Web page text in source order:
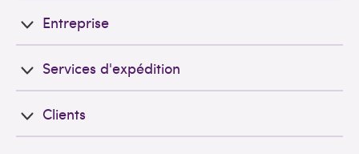
Entreprise
Services d'expédition
Clients